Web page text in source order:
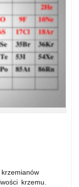
krzemianów
krzemu.